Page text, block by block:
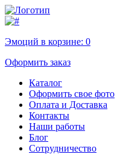
Эмоций в корзине: 0
Оформить заказ
Каталог
Оформить свое фото
Оплата и Доставка
Контакты
Наши работы
Блог
Сотрудничество